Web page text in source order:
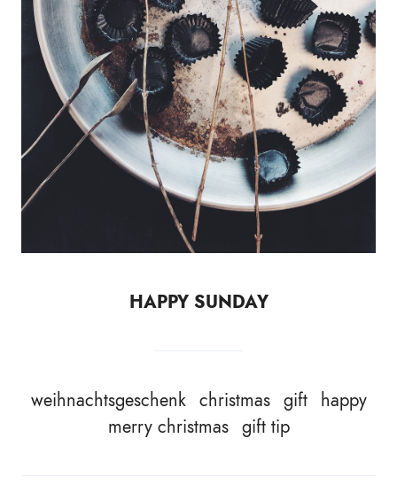
HAPPY SUNDAY
weihnachtsgeschenk christmas gift happy
merry christmas gift tip